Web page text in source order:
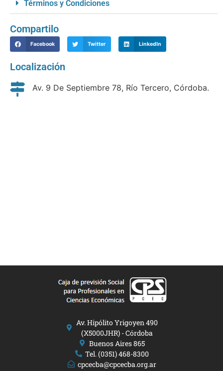
Términos y Condiciones
Compartilo
Facebook Twitter LinkedIn
Localización
Av. 9 De Septiembre 78, Río Tercero, Córdoba.
Av. Hipólito Yrigoyen 490
(X5000JHR) - Córdoba
Buenos Aires 865
Tel. (0351) 468-8300
cpcecba@cpcecba.org.ar